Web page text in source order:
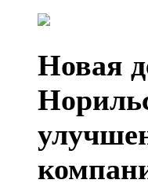
Новая